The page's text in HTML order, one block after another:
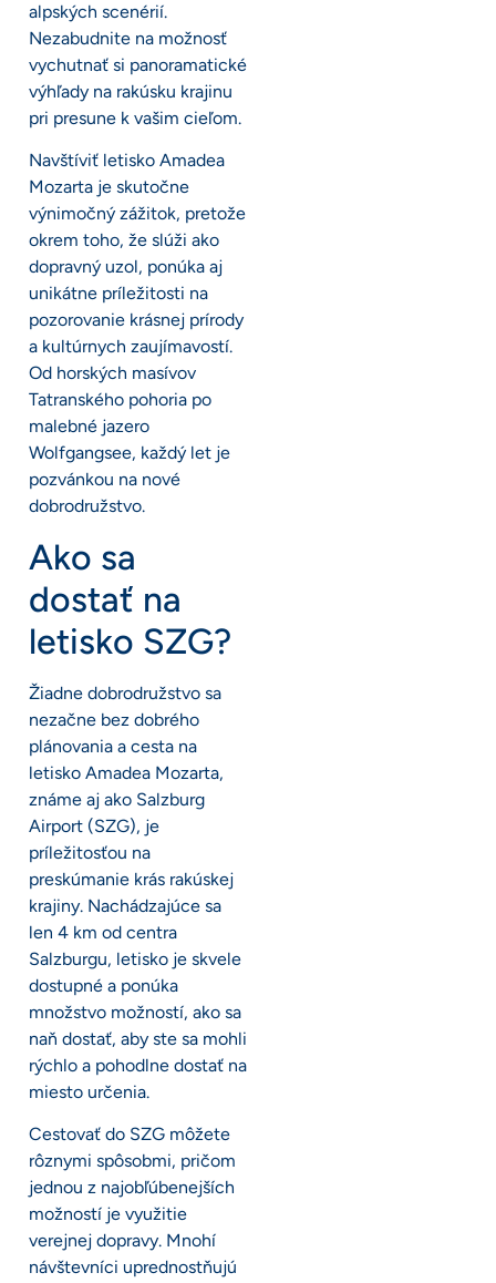
alpských scenérií.
Nezabudnite na možnosť
vychutnať si panoramatické
výhľady na rakúsku krajinu
pri presune k vašim cieľom.
Navštíviť letisko Amadea
Mozarta je skutočne
výnimočný zážitok, pretože
okrem toho, že slúži ako
dopravný uzol, ponúka aj
unikátne príležitosti na
pozorovanie krásnej prírody
a kultúrnych zaujímavostí.
Od horských masívov
Tatranského pohoria po
malebné jazero
Wolfgangsee, každý let je
pozvánkou na nové
dobrodružstvo.
Ako sa
dostať na
letisko SZG?
Žiadne dobrodružstvo sa
nezačne bez dobrého
plánovania a cesta na
letisko Amadea Mozarta,
známe aj ako Salzburg
Airport (SZG), je
príležitosťou na
preskúmanie krás rakúskej
krajiny. Nachádzajúce sa
len 4 km od centra
Salzburgu, letisko je skvele
dostupné a ponúka
množstvo možností, ako sa
naň dostať, aby ste sa mohli
rýchlo a pohodlne dostať na
miesto určenia.
Cestovať do SZG môžete
rôznymi spôsobmi, pričom
jednou z najobľúbenejších
možností je využitie
verejnej dopravy. Mnohí
návštevníci uprednostňujú